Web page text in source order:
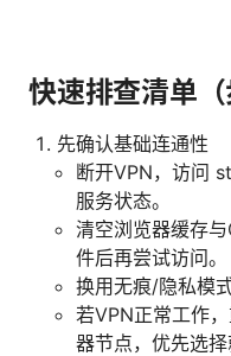
快速排查清单（
先确认基础连通性
断开VPN，访问
服务状态。
清空浏览器缓存
件后再尝试访问。
换用无痕/隐私模
若VPN正常工作
器节点，优先选择